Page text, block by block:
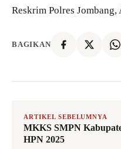
Reskrim Polres
BAGIKAN
ARTIKEL SEBELUMNYA
MKKS SMPN
HPN 2025